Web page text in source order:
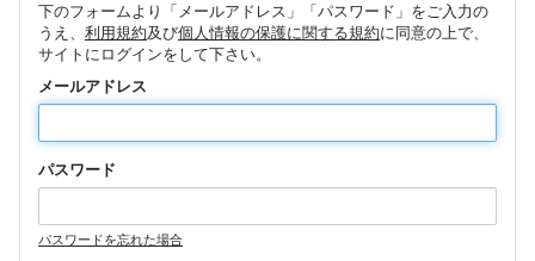
下のフォームより「メールアドレス」「パスワード」をご入力の
うえ、 利用規約及び個人情報の保護に関する規約に同意の上で、
サイトにログインをして下さい。
メールアドレス
パスワード
パスワードを忘れた場合